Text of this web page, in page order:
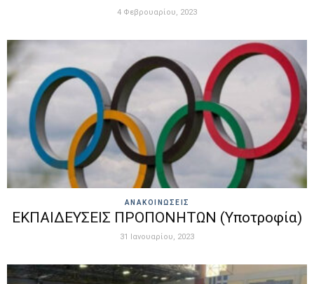
4 Φεβρουαρίου, 2023
ΑΝΑΚΟΙΝΩΣΕΙΣ
ΕΚΠΑΙΔΕΥΣΕΙΣ ΠΡΟΠΟΝΗΤΩΝ (Υποτροφία)
31 Ιανουαρίου, 2023